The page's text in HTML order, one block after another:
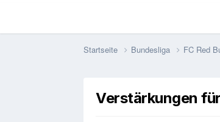
Startseite Bundesliga FC Red
Verstärkungen